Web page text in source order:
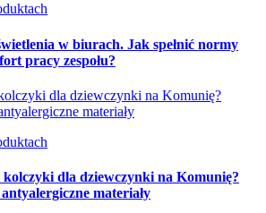
w biurach. Jak spełnić normy
pracy zespołu?
dla dziewczynki na Komunię?
materiały
dla dziewczynki na Komunię?
materiały